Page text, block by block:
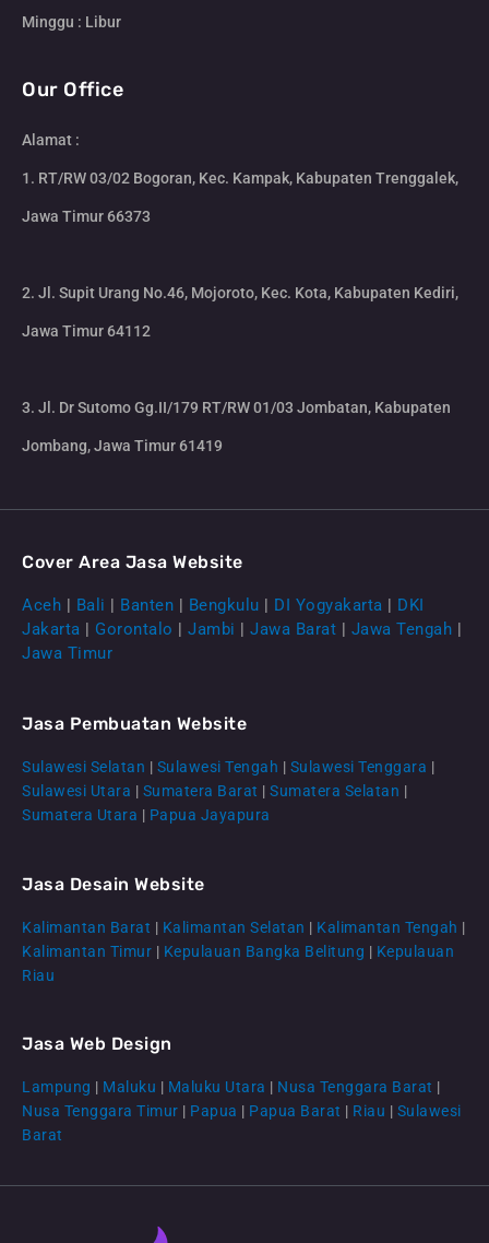
Minggu : Libur
Our Office
Alamat :
1. RT/RW 03/02 Bogoran, Kec. Kampak, Kabupaten Trenggalek,
Jawa Timur 66373
2. Jl. Supit Urang No.46, Mojoroto, Kec. Kota, Kabupaten Kediri,
Jawa Timur 64112
3. Jl. Dr Sutomo Gg.II/179 RT/RW 01/03 Jombatan, Kabupaten
Jombang, Jawa Timur 61419
Cover Area Jasa Website
Aceh | Bali | Banten | Bengkulu | DI Yogyakarta | DKI
Jakarta | Gorontalo | Jambi | Jawa Barat | Jawa Tengah |
Jawa Timur
Jasa Pembuatan Website
Sulawesi Selatan | Sulawesi Tengah | Sulawesi Tenggara |
Sulawesi Utara | Sumatera Barat | Sumatera Selatan |
Sumatera Utara | Papua Jayapura
Jasa Desain Website
Kalimantan Barat | Kalimantan Selatan | Kalimantan Tengah |
Kalimantan Timur | Kepulauan Bangka Belitung | Kepulauan
Riau
Jasa Web Design
Lampung | Maluku | Maluku Utara | Nusa Tenggara Barat |
Nusa Tenggara Timur | Papua | Papua Barat | Riau | Sulawesi
Barat